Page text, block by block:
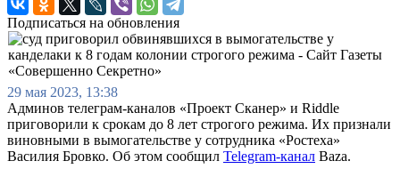
Подписаться на обновления
29 мая 2023, 13:38
Админов телеграм-каналов «Проект Сканер» и Riddle
приговорили к срокам до 8 лет строгого режима. Их признали
виновными в вымогательстве у сотрудника «Ростеха»
Василия Бровко. Об этом сообщил Telegram-канал Baza.